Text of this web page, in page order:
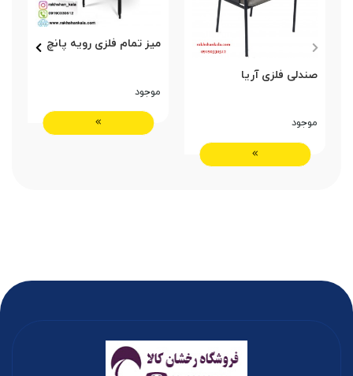
صندلی فلزی آریا
موجود
میز تمام فلزی رویه پانچ
موجود